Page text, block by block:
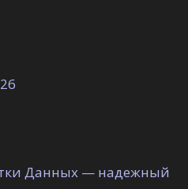
Данных — надежный